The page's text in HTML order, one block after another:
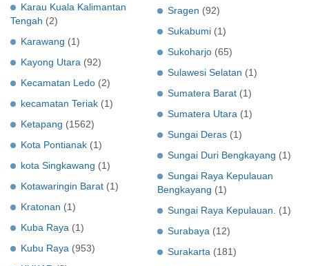
Karau Kuala Kalimantan
Tengah (2)
Karawang (1)
Kayong Utara (92)
Kecamatan Ledo (2)
kecamatan Teriak (1)
Ketapang (1562)
Kota Pontianak (1)
kota Singkawang (1)
Kotawaringin Barat (1)
Kratonan (1)
Kuba Raya (1)
Kubu Raya (953)
Sragen (92)
Sukabumi (1)
Sukoharjo (65)
Sulawesi Selatan (1)
Sumatera Barat (1)
Sumatera Utara (1)
Sungai Deras (1)
Sungai Duri Bengkayang (1)
Sungai Raya Kepulauan
Bengkayang (1)
Sungai Raya Kepulauan.
(1)
Surabaya (12)
Surakarta (181)